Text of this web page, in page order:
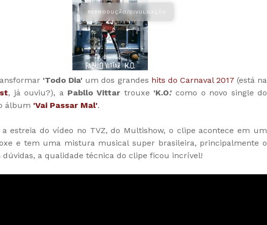
'Todo Dia' um dos grandes hits do Carnaval 2017 (está na
, já ouviu?), a Pabllo Vittar trouxe 'K.O.' como o novo single do
álbum 'Vai Passar Mal'.
estreia do vídeo no TVZ, do Multishow, o clipe acontece em um
e tem uma mistura musical super brasileira, principalmente o
dúvidas, a qualidade técnica do clipe ficou incrível!